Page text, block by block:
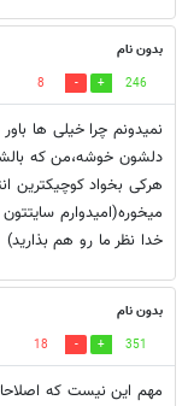
بدون نام
246
8
نمیدونم چرا خیلی ها
دلشون خوشه،من که
هرکی بخواد کوچیکترین
میخوره(امیدوارم
خدا نظر ما رو هم بذارید)
بدون نام
351
18
مهم این نیست که